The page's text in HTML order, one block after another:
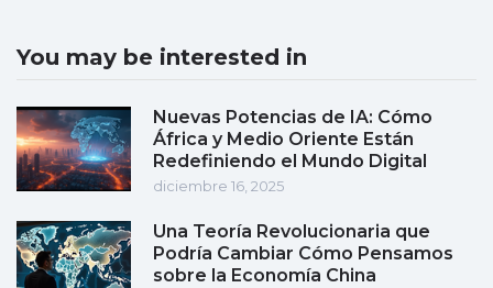
You may be interested in
Nuevas Potencias de IA: Cómo
África y Medio Oriente Están
Redefiniendo el Mundo Digital
diciembre 16, 2025
Una Teoría Revolucionaria que
Podría Cambiar Cómo Pensamos
sobre la Economía China